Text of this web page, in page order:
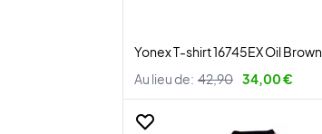
Yonex T-shirt 16745EX Oil Brown
Au lieu de: 42,90 34,00 €